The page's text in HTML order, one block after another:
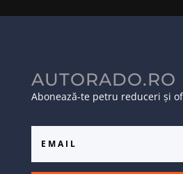
AUTORADO.RO
Abonează-te petru reduceri și